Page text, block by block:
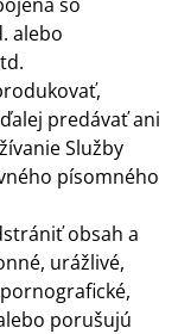
alebo
predávať ani
Služby
písomného
obsah a
urážlivé,
porušujú